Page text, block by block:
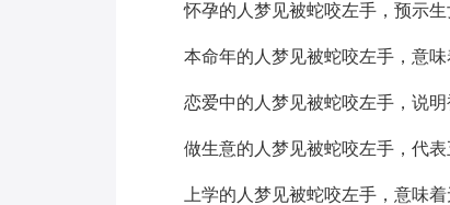
怀孕的人梦见被蛇咬左手，预示生
本命年的人梦见被蛇咬左手，意
恋爱中的人梦见被蛇咬左手，说
做生意的人梦见被蛇咬左手，代
上学的人梦见被蛇咬左手，意味着